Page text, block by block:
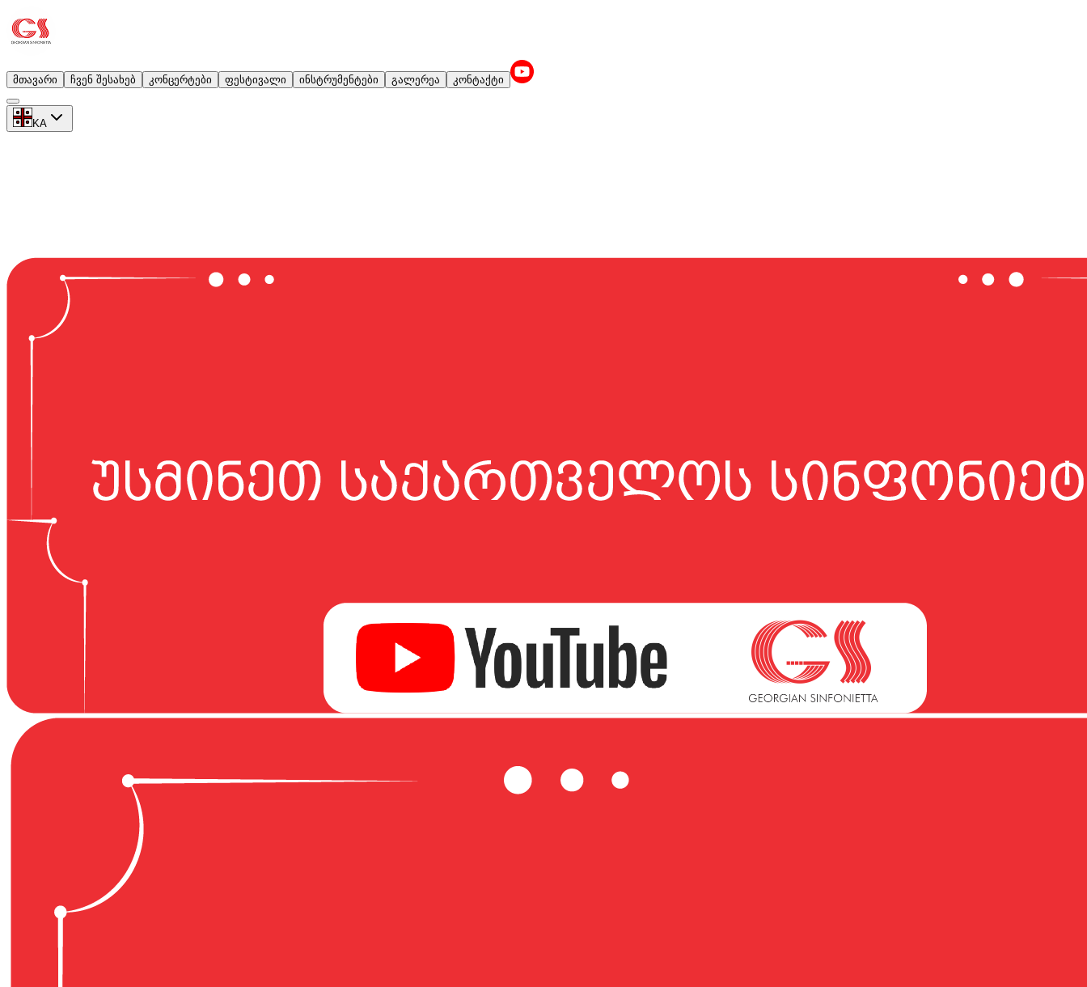
მთავარი ჩვენ შესახებ კონცერტები ფესტივალი ინსტრუმენტები გალერეა კონტაქტი
KA